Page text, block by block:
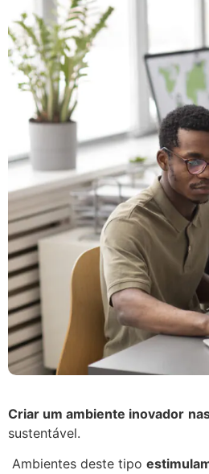
Criar um ambiente inovador
sustentável.
Ambientes deste tipo